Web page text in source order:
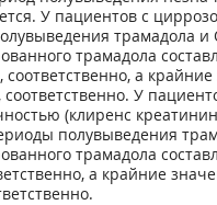
У пациентов с
трамадола и
трамадола
соответственно, а
соответственно. У
(клиренс
полувыведения
трамадола
а крайние